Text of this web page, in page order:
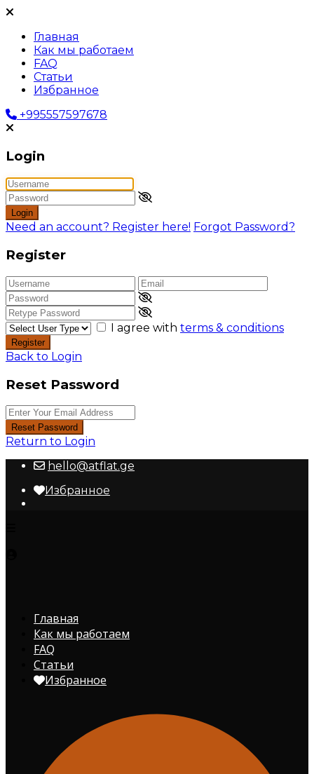
Главная
Как мы работаем
FAQ
Статьи
Избранное
+995557597678
Login
Login
Need an account? Register here! Forgot Password?
Register
I agree with terms & conditions
Register
Back to Login
Reset Password
Reset Password
Return to Login
hello@atflat.ge
Избранное
Главная
Как мы работаем
FAQ
Статьи
Избранное